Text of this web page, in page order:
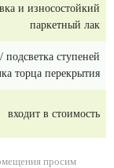
и износостойкий
паркетный лак
подсветка ступеней
торца перекрытия
входит в стоимость
просим